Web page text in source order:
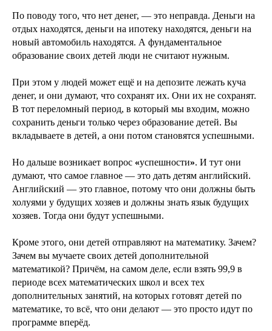
По поводу того, что нет денег, — это неправда. Деньги на
отдых находятся, деньги на ипотеку находятся, деньги на
новый автомобиль находятся. А фундаментальное
образование своих детей люди не считают нужным.
При этом у людей может ещё и на депозите лежать куча
денег, и они думают, что сохранят их. Они их не сохранят.
В тот переломный период, в который мы входим, можно
сохранить деньги только через образование детей. Вы
вкладываете в детей, а они потом становятся успешными.
Но дальше возникает вопрос «успешности». И тут они
думают, что самое главное — это дать детям английский.
Английский — это главное, потому что они должны быть
холуями у будущих хозяев и должны знать язык будущих
хозяев. Тогда они будут успешными.
Кроме этого, они детей отправляют на математику. Зачем?
Зачем вы мучаете своих детей дополнительной
математикой? Причём, на самом деле, если взять 99,9 в
периоде всех математических школ и всех тех
дополнительных занятий, на которых готовят детей по
математике, то всё, что они делают — это просто идут по
программе вперёд.